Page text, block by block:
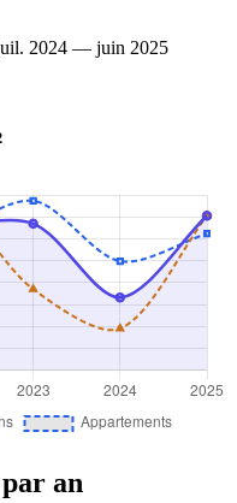
2024 — juin 2025
an